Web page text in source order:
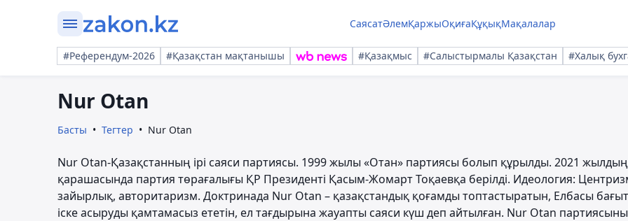
СаясатӘлемҚаржыОқиғаҚұқықМақалалар
#Референдум-2026 #Қазақстан мақтанышы #Қазақмыс #Салыстырмалы Қазақстан #Халық
Nur Otan
Басты Тегтер Nur Otan
Nur Otan-Қазақстанның ірі саяси партиясы. 1999 жылы «Отан» партиясы болып құрылды. 2021
қарашасында партия төрағалығы ҚР Президенті Қасым-Жомарт Тоқаевқа берілді. Идеология:
зайырлық, авторитаризм. Доктринада Nur Otan – қазақстандық қоғамды топтастыратын, Елбасы
іске асыруды қамтамасыз ететін, ел тағдырына жауапты саяси күш деп айтылған. Nur Otan